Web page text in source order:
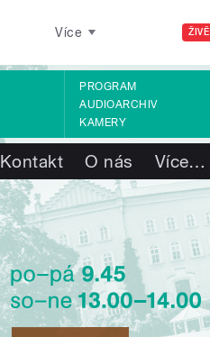
ŽIVĚ
Více
PROGRAM
AUDIOARCHIV
KAMERY
Kontakt O nás Více…